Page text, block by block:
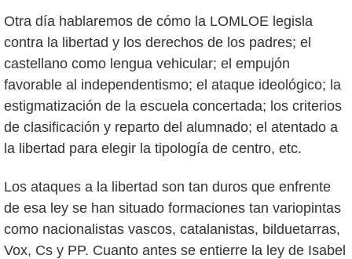
Otra día hablaremos de cómo la LOMLOE legisla
contra la libertad y los derechos de los padres; el
castellano como lengua vehicular; el empujón
favorable al independentismo; el ataque ideológico; la
estigmatización de la escuela concertada; los criterios
de clasificación y reparto del alumnado; el atentado a
la libertad para elegir la tipología de centro, etc.
Los ataques a la libertad son tan duros que enfrente
de esa ley se han situado formaciones tan variopintas
como nacionalistas vascos, catalanistas, bilduetarras,
Vox, Cs y PP. Cuanto antes se entierre la ley de Isabel